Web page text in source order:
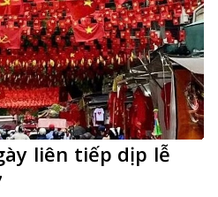
liên tiếp dịp lễ